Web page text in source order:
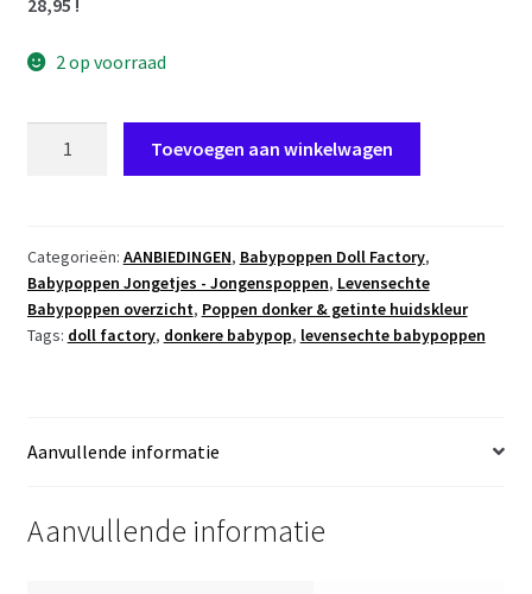
2 op voorraad
donker
42
cm
aantal
Toevoegen aan winkelwagen
Categorieën: AANBIEDINGEN, Babypoppen Doll Factory,
Babypoppen Jongetjes - Jongenspoppen, Levensechte
Babypoppen overzicht, Poppen donker & getinte huidskleur
Tags: doll factory, donkere babypop, levensechte babypoppen
Aanvullende informatie
Aanvullende informatie